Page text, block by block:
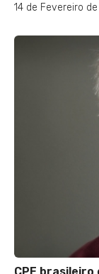
14 de Fevereiro